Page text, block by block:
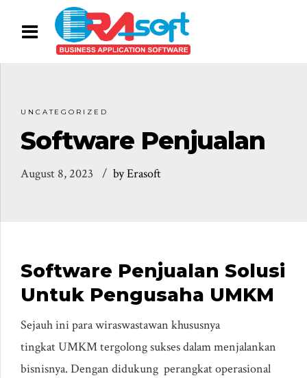
UNCATEGORIZED
Software Penjualan
August 8, 2023 by Erasoft
Software Penjualan Solusi
Untuk Pengusaha UMKM
Sejauh ini para wiraswastawan khususnya
tingkat UMKM tergolong sukses dalam menjalankan
bisnisnya. Dengan didukung perangkat operasional